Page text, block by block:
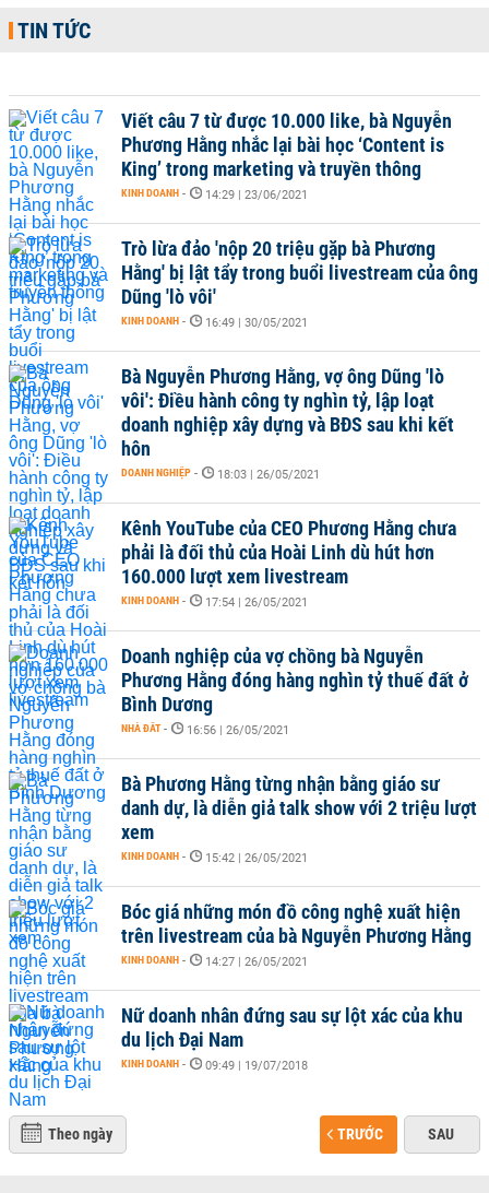
TIN TỨC
Viết câu 7 từ được 10.000 like, bà Nguyễn
Phương Hằng nhắc lại bài học ‘Content is
King’ trong marketing và truyền thông
KINH DOANH - 14:29 | 23/06/2021
Trò lừa đảo 'nộp 20 triệu gặp bà Phương
Hằng' bị lật tẩy trong buổi livestream của ông
Dũng 'lò vôi'
KINH DOANH - 16:49 | 30/05/2021
Bà Nguyễn Phương Hằng, vợ ông Dũng 'lò
vôi': Điều hành công ty nghìn tỷ, lập loạt
doanh nghiệp xây dựng và BĐS sau khi kết
hôn
DOANH NGHIỆP - 18:03 | 26/05/2021
Kênh YouTube của CEO Phương Hằng chưa
phải là đối thủ của Hoài Linh dù hút hơn
160.000 lượt xem livestream
KINH DOANH - 17:54 | 26/05/2021
Doanh nghiệp của vợ chồng bà Nguyễn
Phương Hằng đóng hàng nghìn tỷ thuế đất ở
Bình Dương
NHÀ ĐẤT - 16:56 | 26/05/2021
Bà Phương Hằng từng nhận bằng giáo sư
danh dự, là diễn giả talk show với 2 triệu lượt
xem
KINH DOANH - 15:42 | 26/05/2021
Bóc giá những món đồ công nghệ xuất hiện
trên livestream của bà Nguyễn Phương Hằng
KINH DOANH - 14:27 | 26/05/2021
Nữ doanh nhân đứng sau sự lột xác của khu
du lịch Đại Nam
KINH DOANH - 09:49 | 19/07/2018
Theo ngày TRƯỚC SAU